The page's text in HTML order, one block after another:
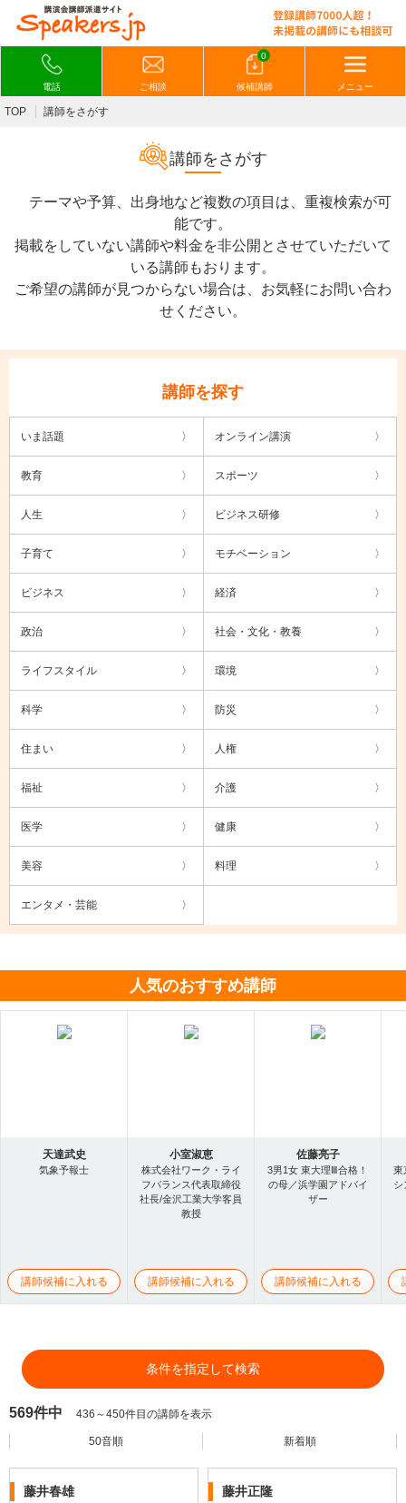
電話 ご相談
0
候補講師 メニュー
TOP 講師をさがす
講師をさがす
テーマや予算、出身地など複数の項目は、重複検索が可
能です。
掲載をしていない講師や料金を非公開とさせていただいて
いる講師もおります。
ご希望の講師が見つからない場合は、お気軽にお問い合わ
せください。
講師を探す
いま話題 オンライン講演
教育 スポーツ
人生 ビジネス研修
子育て モチベーション
ビジネス 経済
政治 社会・文化・教養
ライフスタイル 環境
科学 防災
住まい 人権
福祉 介護
医学 健康
美容 料理
エンタメ・芸能
人気のおすすめ講師
天達武史
気象予報士
講師候補に入れる
小室淑恵
株式会社ワーク・ライ
フバランス代表取締役
社長/金沢工業大学客員
教授
講師候補に入れる
佐藤亮子
3男1女 東大理Ⅲ合格！
の母／浜学園アドバイ
ザー
講師候補に入れる
東
シ
条件を指定して検索
569件中 436～450件目の講師を表示
50音順 新着順
藤井春雄 藤井正隆